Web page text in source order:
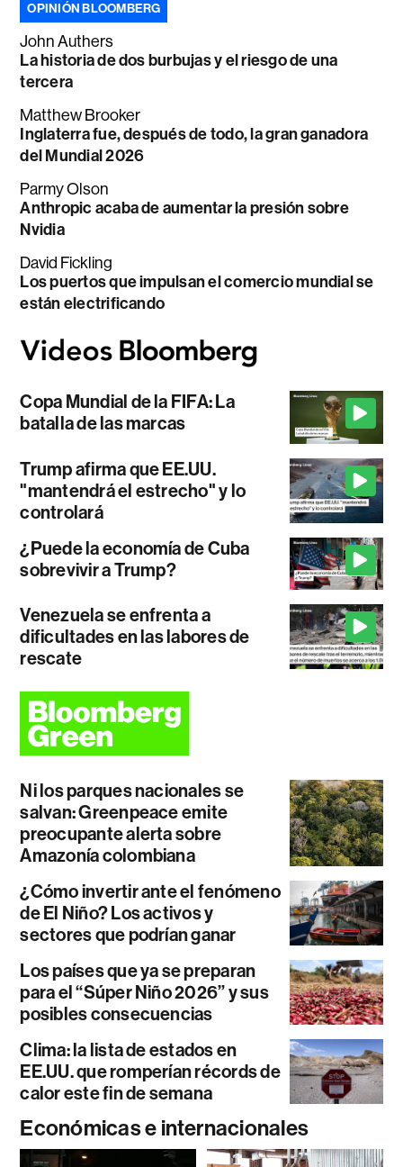
OPINIÓN BLOOMBERG
John Authers
La historia de dos burbujas y el riesgo de una
tercera
Matthew Brooker
Inglaterra fue, después de todo, la gran ganadora
del Mundial 2026
Parmy Olson
Anthropic acaba de aumentar la presión sobre
Nvidia
David Fickling
Los puertos que impulsan el comercio mundial se
están electrificando
Copa Mundial de la FIFA: La
batalla de las marcas
Trump afirma que EE.UU.
"mantendrá el estrecho" y lo
controlará
¿Puede la economía de Cuba
sobrevivir a Trump?
Venezuela se enfrenta a
dificultades en las labores de
rescate
Ni los parques nacionales se
salvan: Greenpeace emite
preocupante alerta sobre
Amazonía colombiana
¿Cómo invertir ante el fenómeno
de El Niño? Los activos y
sectores que podrían ganar
Los países que ya se preparan
para el “Súper Niño 2026” y sus
posibles consecuencias
Clima: la lista de estados en
EE.UU. que romperían récords de
calor este fin de semana
Económicas e internacionales